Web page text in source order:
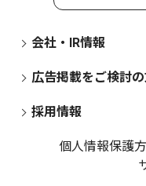
会社・IR情報
広告掲載をご検討
採用情報
個人情報保護